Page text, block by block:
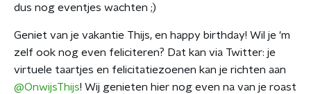
dus nog eventjes wachten ;)
Geniet van je vakantie Thijs, en happy birthday! Wil je 'm
zelf ook nog even feliciteren? Dat kan via Twitter: je
virtuele taartjes en felicitatiezoenen kan je richten aan
@OnwijsThijs! Wij genieten hier nog even na van je roast